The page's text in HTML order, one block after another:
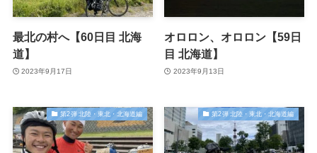
最北の村へ【60日目 北海
道】
2023年9月17日
オロロン、オロロン【59日
目 北海道】
2023年9月13日
第2弾 北陸・東北・北海道編 第2弾 北陸・東北・北海道編